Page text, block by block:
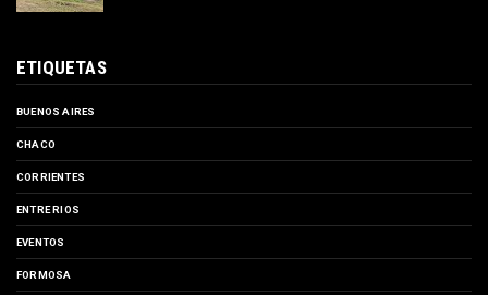
ETIQUETAS
BUENOS AIRES
CHACO
CORRIENTES
ENTRE RIOS
EVENTOS
FORMOSA